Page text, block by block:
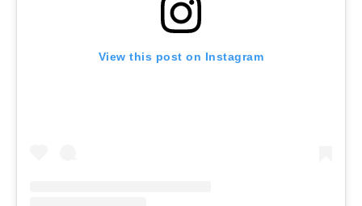
View this post on Instagram